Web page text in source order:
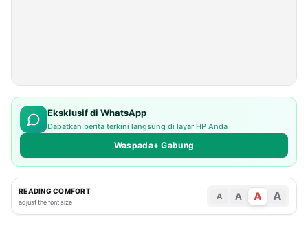
Eksklusif di WhatsApp
Dapatkan berita terkini langsung di layar HP Anda
Waspada+ Gabung
READING COMFORT
adjust the font size
A A A A